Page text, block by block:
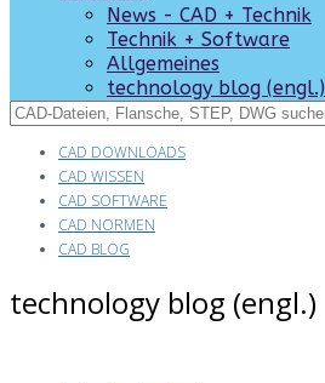
News - CAD + Technik
Technik + Software
Allgemeines
technology blog (engl.)
CAD DOWNLOADS
CAD WISSEN
CAD SOFTWARE
CAD NORMEN
CAD BLOG
technology blog (engl.)